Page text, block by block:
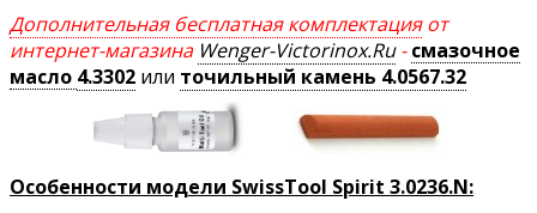
Дополнительная бесплатная комплектацияот
интернет-магазина Wenger-Victorinox.Ru-смазочное
масло 4.3302 или точильный камень 4.0567.32
Особенности модели SwissTool Spirit 3.0236.N: